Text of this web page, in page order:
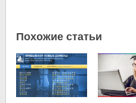
Похожие статьи